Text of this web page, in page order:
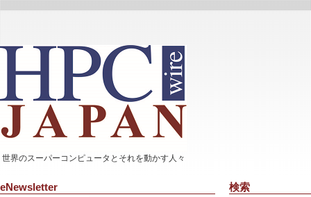
世界のスーパーコンピュータとそれを動かす人々
eNewsletter 検索